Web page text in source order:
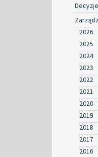
2026
2025
2024
2023
2022
2021
2020
2019
2018
2017
2016